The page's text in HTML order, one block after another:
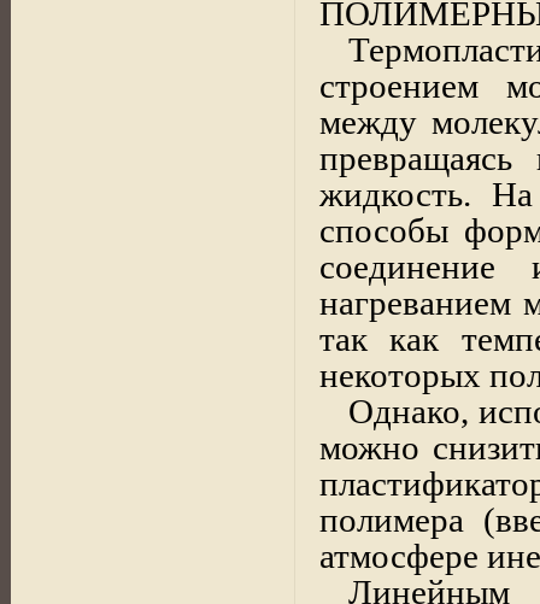
строением
между
жидкость.
способы
нагреванием
так как
некоторых
Однако,
можно
полимера
атмосфере
Линейным